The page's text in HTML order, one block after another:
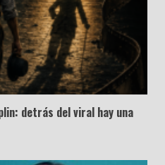
detrás del viral hay una